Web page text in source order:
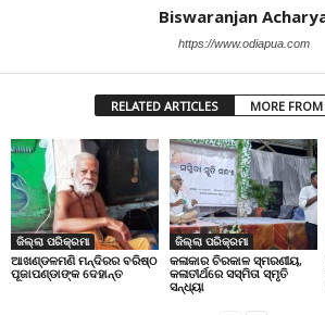
Biswaranjan
https://www.odiapua.com
RELATED ARTICLES MORE
ଜିଲ୍ଲା ପରିକ୍ରମା
ଆଖଣ୍ଡଳମଣି ମନ୍ଦିରର ବରିଷ୍ଠ
ପୂଜାପଣ୍ଡାଙ୍କ ଦେହାନ୍ତ
ଜିଲ୍ଲା ପରିକ୍ରମା
କଳାକାର ଚିରକାଳ ସ୍ମରଣୀୟ,
କଳାତୀର୍ଥରେ ସସ୍ମିତା ସ୍ମୃତି
ସନ୍ଧ୍ୟା